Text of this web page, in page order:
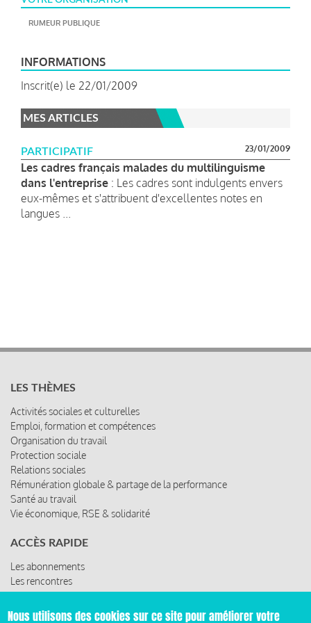
RUMEUR PUBLIQUE
INFORMATIONS
Inscrit(e) le 22/01/2009
MES ARTICLES
PARTICIPATIF 23/01/2009
Les cadres français malades du multilinguisme
dans l'entreprise : Les cadres sont indulgents envers
eux-mêmes et s'attribuent d'excellentes notes en
langues ...
LES THÈMES
Activités sociales et culturelles
Emploi, formation et compétences
Organisation du travail
Protection sociale
Relations sociales
Rémunération globale & partage de la performance
Santé au travail
Vie économique, RSE & solidarité
ACCÈS RAPIDE
Les abonnements
Les rencontres
Les ressources
Nous utilisons des cookies sur ce site pour améliorer votre